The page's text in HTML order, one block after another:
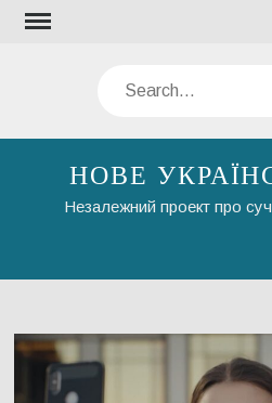
Skip
Search
НОВЕ
Незалежний проект про